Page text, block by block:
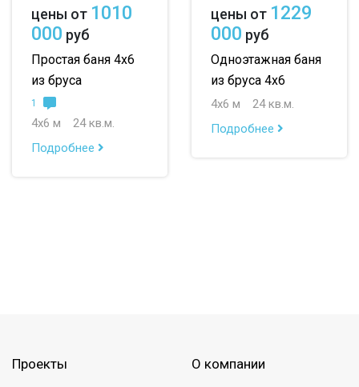
цены от 1010
000 руб
Простая баня 4х6
из бруса
1
4х6 м
24 кв.м.
Подробнее
цены от 1229
000 руб
Одноэтажная баня
из бруса 4х6
4х6 м
24 кв.м.
Подробнее
Проекты
О компании